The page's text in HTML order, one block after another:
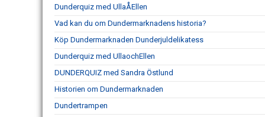
Dunderquiz med UllaÅEllen
Vad kan du om Dundermarknadens historia?
Köp Dundermarknaden Dunderjuldelikatess
Dunderquiz med UllaochEllen
DUNDERQUIZ med Sandra Östlund
Historien om Dundermarknaden
Dundertrampen